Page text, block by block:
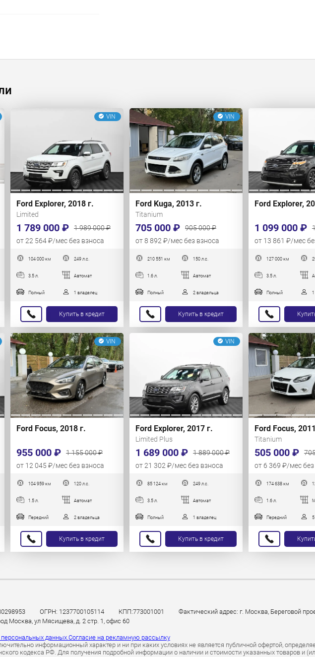
VIN
Ford Explorer, 2018 г.
Limited
1 789 000 ₽
1 989 000 ₽
от 22 564 ₽/мес без взноса
104 000 км 249 л.с.
3.5 л. Автомат
Полный 1 владелец
Купить в кредит
VIN
Ford Kuga, 2013 г.
Titanium
705 000 ₽
905 000 ₽
от 8 892 ₽/мес без взноса
210 551 км 150 л.с.
1.6 л. Автомат
Полный 2 владельца
Купить в кредит
Ford Explorer,
1 099 000 ₽
от 13 861 ₽/мес
127 000 км
3.5 л.
Полный
VIN
Ford Focus, 2018 г.
955 000 ₽
1 155 000 ₽
от 12 045 ₽/мес без взноса
104 959 км 120 л.с.
1.5 л. Автомат
Передний 2 владельца
Купить в кредит
VIN
Ford Explorer, 2017 г.
Limited Plus
1 689 000 ₽
1 889 000 ₽
от 21 302 ₽/мес без взноса
85 124 км 249 л.с.
3.5 л. Автомат
Полный 1 владелец
Купить в кредит
Ford Focus,
Titanium
505 000 ₽
от 6 369 ₽/мес без
174 638 км
1.6 л.
Передний
ОГРН: 1237700105114 КПП:773001001
Фактический адрес: г. Москва, Береговой
Москва, ул Мясищева, д. 2 стр. 1, офис 60
данных.Согласие на рекламную рассылку
информационный характер и ни при каких условиях не является публичной офертой,
кодекса РФ. Для получения подробной информации о наличии и стоимости указанных товаров и